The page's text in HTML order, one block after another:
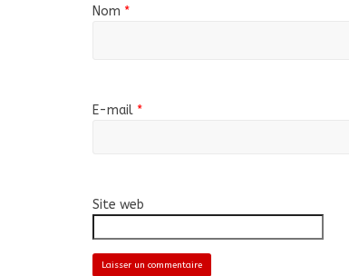
Nom *
E-mail *
Site web